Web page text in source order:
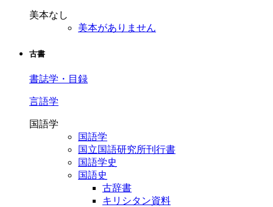
美本なし
美本がありません
古書
書誌学・目録
言語学
国語学
国語学
国立国語研究所刊行書
国語学史
国語史
古辞書
キリシタン資料